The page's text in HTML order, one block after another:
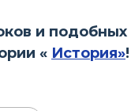
и подобных
« История»!